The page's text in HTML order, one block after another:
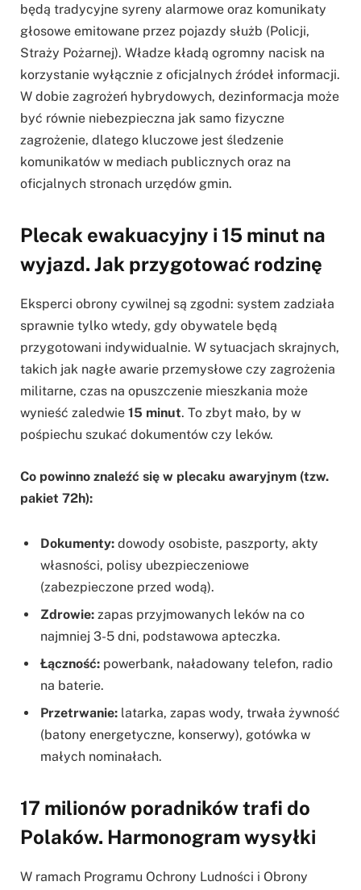
będą tradycyjne syreny alarmowe oraz komunikaty
głosowe emitowane przez pojazdy służb (Policji,
Straży Pożarnej). Władze kładą ogromny nacisk na
korzystanie wyłącznie z oficjalnych źródeł informacji.
W dobie zagrożeń hybrydowych, dezinformacja może
być równie niebezpieczna jak samo fizyczne
zagrożenie, dlatego kluczowe jest śledzenie
komunikatów w mediach publicznych oraz na
oficjalnych stronach urzędów gmin.
Plecak ewakuacyjny i 15 minut na
wyjazd. Jak przygotować rodzinę
Eksperci obrony cywilnej są zgodni: system zadziała
sprawnie tylko wtedy, gdy obywatele będą
przygotowani indywidualnie. W sytuacjach skrajnych,
takich jak nagłe awarie przemysłowe czy zagrożenia
militarne, czas na opuszczenie mieszkania może
wynieść zaledwie 15 minut. To zbyt mało, by w
pośpiechu szukać dokumentów czy leków.
Co powinno znaleźć się w plecaku awaryjnym (tzw.
pakiet 72h):
Dokumenty: dowody osobiste, paszporty, akty
własności, polisy ubezpieczeniowe
(zabezpieczone przed wodą).
Zdrowie: zapas przyjmowanych leków na co
najmniej 3-5 dni, podstawowa apteczka.
Łączność: powerbank, naładowany telefon, radio
na baterie.
Przetrwanie: latarka, zapas wody, trwała żywność
(batony energetyczne, konserwy), gotówka w
małych nominałach.
17 milionów poradników trafi do
Polaków. Harmonogram wysyłki
W ramach Programu Ochrony Ludności i Obrony